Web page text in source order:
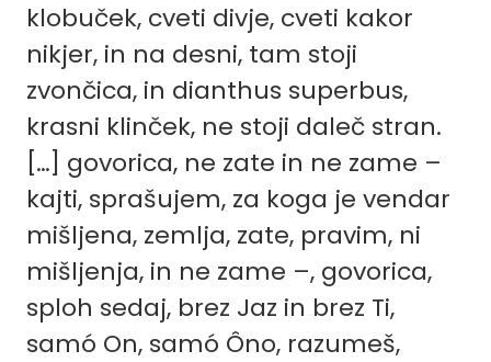
klobuček, cveti divje, cveti kakor
nikjer, in na desni, tam stoji
zvončica, in dianthus superbus,
krasni klinček, ne stoji daleč stran.
[…] govorica, ne zate in ne zame –
kajti, sprašujem, za koga je vendar
mišljena, zemlja, zate, pravim, ni
mišljenja, in ne zame –, govorica,
sploh sedaj, brez Jaz in brez Ti,
samó On, samó Ôno, razumeš,